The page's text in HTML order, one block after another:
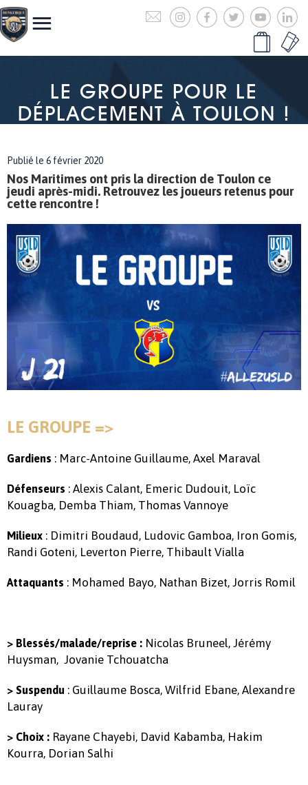
LE GROUPE POUR LE
DÉPLACEMENT À TOULON !
Publié le 6 février 2020
Nos Maritimes ont pris la direction de Toulon ce
jeudi après-midi. Retrouvez les joueurs retenus pour
cette rencontre !
LE GROUPE =>
Gardiens : Marc-Antoine Guillaume, Axel Maraval
Défenseurs : Alexis Calant, Emeric Dudouit, Loïc
Kouagba, Demba Thiam, Thomas Vannoye
Milieux : Dimitri Boudaud, Ludovic Gamboa, Iron Gomis,
Randi Goteni, Leverton Pierre, Thibault Vialla
Attaquants : Mohamed Bayo, Nathan Bizet, Jorris Romil
> Blessés/malade/reprise : Nicolas Bruneel, Jérémy
Huysman, Jovanie Tchouatcha
> Suspendu : Guillaume Bosca, Wilfrid Ebane, Alexandre
Lauray
> Choix : Rayane Chayebi, David Kabamba, Hakim
Kourra, Dorian Salhi